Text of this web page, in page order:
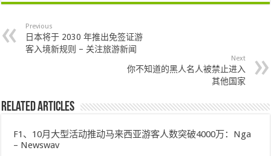
Previous
日本将于 2030 年推出免签证游
客入境新规则 – 关注旅游新闻
Next
你不知道的黑人名人被禁止进入
其他国家
Related Articles
F1、10月大型活动推动马来西亚游客人数突破4000万：Nga
– Newswav